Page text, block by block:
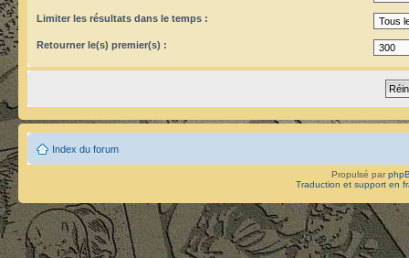
Limiter les résultats dans le temps :
Retourner le(s) premier(s) :
Index du forum
Propulsé par
Traduction et support en